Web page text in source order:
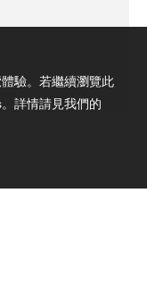
驗。若繼續瀏覽此
詳情請見我們的